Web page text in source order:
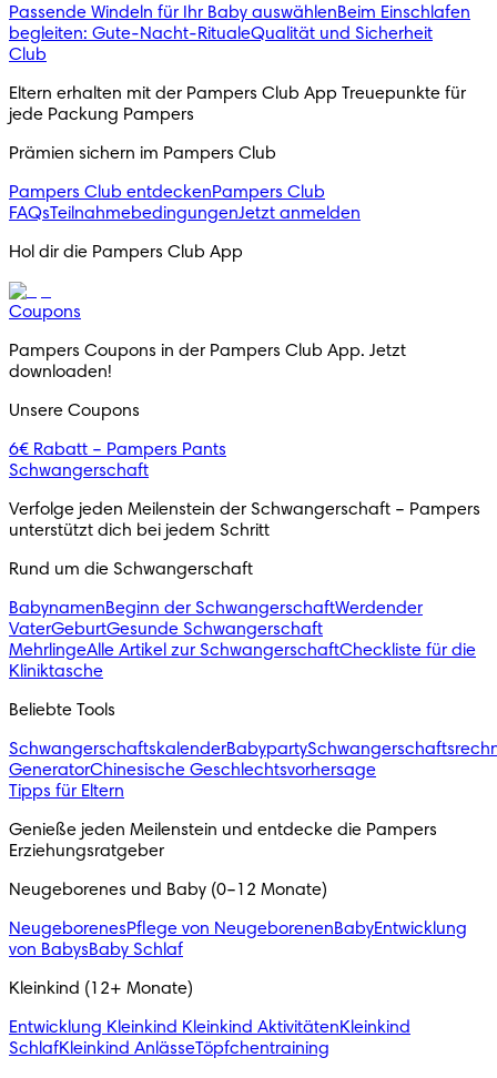
Passende Windeln für Ihr Baby auswählenBeim Einschlafen
begleiten: Gute-Nacht-RitualeQualität und Sicherheit
Club
Eltern erhalten mit der Pampers Club App Treuepunkte für
jede Packung Pampers
Prämien sichern im Pampers Club
Pampers Club entdeckenPampers Club
FAQsTeilnahmebedingungenJetzt anmelden
Hol dir die Pampers Club App
Coupons
Pampers Coupons in der Pampers Club App. Jetzt
downloaden!
Unsere Coupons
6€ Rabatt – Pampers Pants
Schwangerschaft
Verfolge jeden Meilenstein der Schwangerschaft – Pampers
unterstützt dich bei jedem Schritt
Rund um die Schwangerschaft
BabynamenBeginn der SchwangerschaftWerdender
VaterGeburtGesunde Schwangerschaft
MehrlingeAlle Artikel zur SchwangerschaftCheckliste für die
Kliniktasche
Beliebte Tools
SchwangerschaftskalenderBabyparty
GeneratorChinesische Geschlechtsvorhersage
Tipps für Eltern
Genieße jeden Meilenstein und entdecke die Pampers
Erziehungsratgeber
Neugeborenes und Baby (0–12 Monate)
NeugeborenesPflege von NeugeborenenBabyEntwicklung
von BabysBaby Schlaf
Kleinkind (12+ Monate)
Entwicklung Kleinkind Kleinkind AktivitätenKleinkind
SchlafKleinkind AnlässeTöpfchentraining